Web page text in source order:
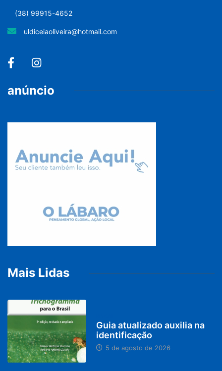
(38) 99915-4652
uldiceiaoliveira@hotmail.com
anúncio
Mais Lidas
Guia atualizado auxilia na
identificação
5 de agosto de 2026